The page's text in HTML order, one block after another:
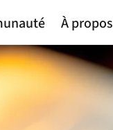
À propos